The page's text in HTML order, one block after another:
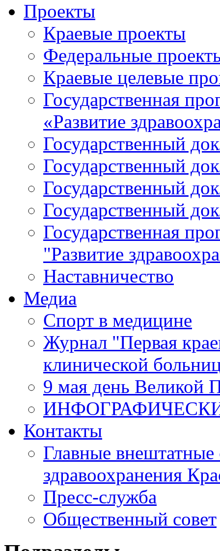
Проекты
Краевые проекты
Федеральные
Краевые целевые
Государственная
«Развитие
Государственный
Государственный
Государственный
Государственный
Государственная
"Развитие
Наставничество
Медиа
Спорт в медицине
Журнал "Первая
клинической
9 мая день Великой
Контакты
Главные внештатные
здравоохранения
Пресс-служба
Общественный совет